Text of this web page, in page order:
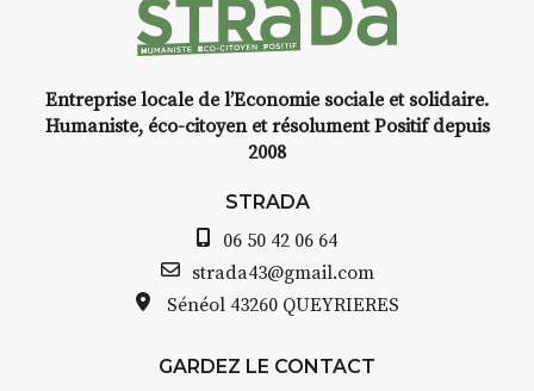
Entreprise locale de l’Economie sociale et solidaire.
Humaniste, éco-citoyen et résolument Positif depuis
2008
STRADA
06 50 42 06 64
strada43@gmail.com
Sénéol 43260 QUEYRIERES
GARDEZ LE CONTACT